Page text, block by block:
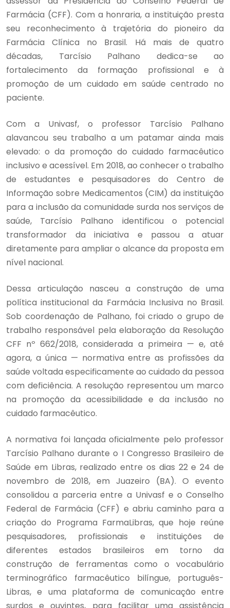
Farmácia (CFF). Com a honraria, a instituição presta
seu reconhecimento à trajetória do pioneiro da
Farmácia Clínica no Brasil. Há mais de quatro
décadas, Tarcísio Palhano dedica-se ao
fortalecimento da formação profissional e à
promoção de um cuidado em saúde centrado no
paciente.
Com a Univasf, o professor Tarcísio Palhano
alavancou seu trabalho a um patamar ainda mais
elevado: o da promoção do cuidado farmacêutico
inclusivo e acessível. Em 2018, ao conhecer o trabalho
de estudantes e pesquisadores do Centro de
Informação sobre Medicamentos (CIM) da instituição
para a inclusão da comunidade surda nos serviços de
saúde, Tarcísio Palhano identificou o potencial
transformador da iniciativa e passou a atuar
diretamente para ampliar o alcance da proposta em
nível nacional.
Dessa articulação nasceu a construção de uma
política institucional da Farmácia Inclusiva no Brasil.
Sob coordenação de Palhano, foi criado o grupo de
trabalho responsável pela elaboração da Resolução
CFF nº 662/2018, considerada a primeira — e, até
agora, a única — normativa entre as profissões da
saúde voltada especificamente ao cuidado da pessoa
com deficiência. A resolução representou um marco
na promoção da acessibilidade e da inclusão no
cuidado farmacêutico.
A normativa foi lançada oficialmente pelo professor
Tarcísio Palhano durante o I Congresso Brasileiro de
Saúde em Libras, realizado entre os dias 22 e 24 de
novembro de 2018, em Juazeiro (BA). O evento
consolidou a parceria entre a Univasf e o Conselho
Federal de Farmácia (CFF) e abriu caminho para a
criação do Programa FarmaLibras, que hoje reúne
pesquisadores, profissionais e instituições de
diferentes estados brasileiros em torno da
construção de ferramentas como o vocabulário
terminográfico farmacêutico bilíngue, português-
Libras, e uma plataforma de comunicação entre
surdos e ouvintes, para facilitar uma assistência